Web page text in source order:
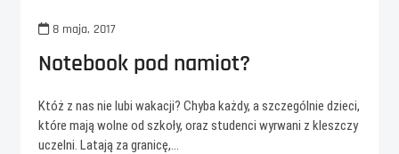
8 maja, 2017
Notebook pod namiot?
Któż z nas nie lubi wakacji? Chyba każdy, a szczególnie dzieci,
które mają wolne od szkoły, oraz studenci wyrwani z kleszczy
uczelni. Latają za granicę,…